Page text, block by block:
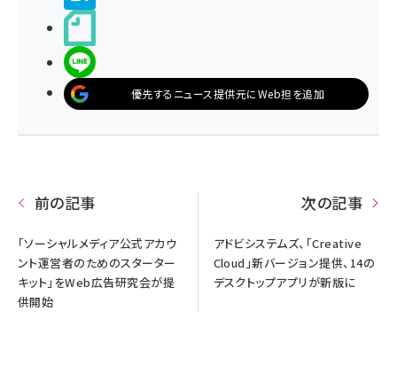
優先するニュース提供元にWeb担を追加
前の記事
「ソーシャルメディア公式アカウ
ント運営者のためのスターター
キット」をWeb広告研究会が提
供開始
次の記事
アドビシステムズ、「Creative
Cloud」新バージョン提供、14の
デスクトップアプリが新版に